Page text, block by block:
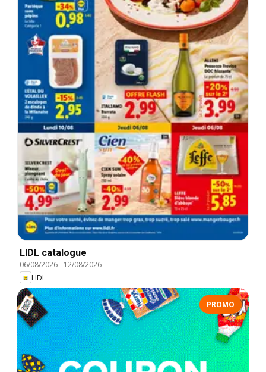
LIDL catalogue
06/08/2026- 12/08/2026
LIDL
PROMO